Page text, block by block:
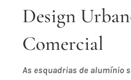
Design
Comercial
As esquadrias de alumínio